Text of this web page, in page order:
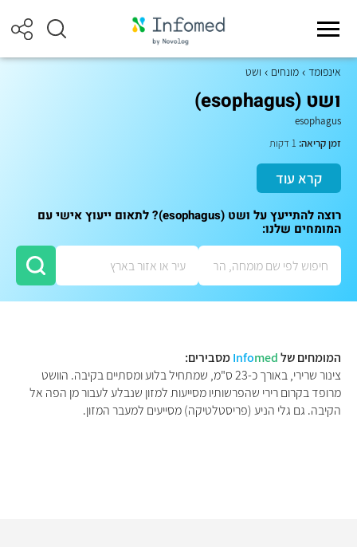
אינפומד מונחים ושט
ושט (esophagus)
esophagus
זמן קריאה:
קרא עוד
רוצה להתייעץ על ושט (esophagus)? לתאום ייעוץ אישי עם
המומחים שלנו:
המומחים של Infomed
מסבירים:
צינור שרירי, באורך כ-23 ס"מ, שמתחיל בלוע ומסתיים בקיבה. הוושט
מרופד בקרום רירי שהפרשותיו מסייעות למזון שנבלע לעבור מן הפה אל
הקיבה. גם גלי הניע (פריסטלטיקה) מסייעים למעבר המזון.